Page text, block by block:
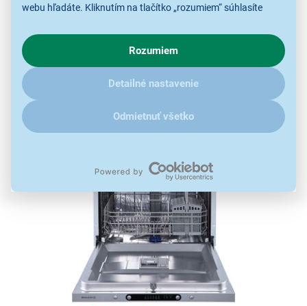
webu hľadáte. Kliknutím na tlačítko „rozumiem“ súhlasíte
o chovaní na webe pre zobrazovaní cielených reklám.
V prípade že vás zaujímajú detaily, ako u nás s cookies a
ďalšími údaji pracujeme, kliknitesem.
Rozumiem
Detailné nastavenie
Odmietnuť všetko
Elegantná a plne integrovaná umývačka riadu Philco
LED
a tlačidlovým ovládaním sa postará o
jednoduchú obsluhu.